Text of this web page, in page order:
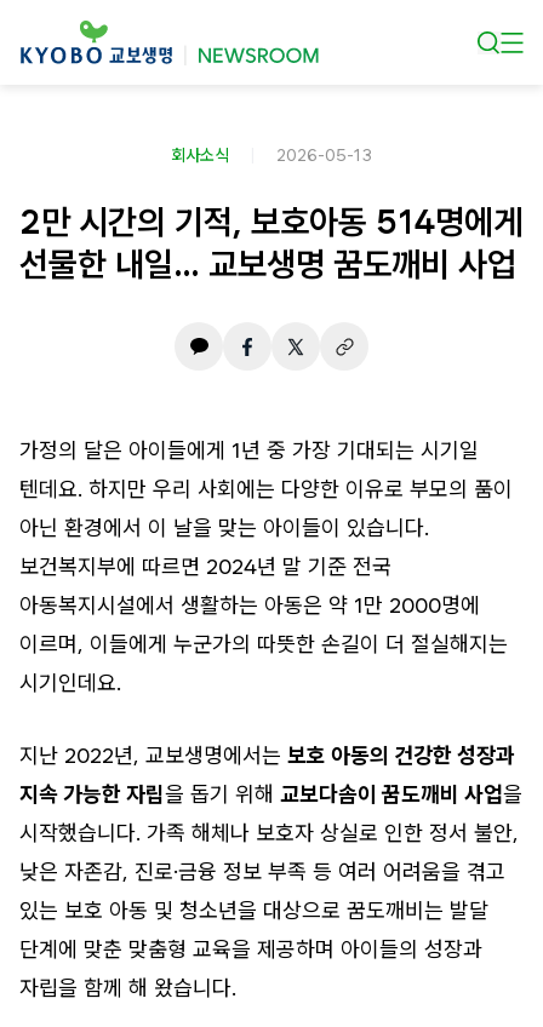
회사소식 2026-05-13
2만 시간의 기적, 보호아동 514명에게
선물한 내일… 교보생명 꿈도깨비 사업
가정의 달은 아이들에게 1년 중 가장 기대되는 시기일
텐데요. 하지만 우리 사회에는 다양한 이유로 부모의 품이
아닌 환경에서 이 날을 맞는 아이들이 있습니다.
보건복지부에 따르면 2024년 말 기준 전국
아동복지시설에서 생활하는 아동은 약 1만 2000명에
이르며, 이들에게 누군가의 따뜻한 손길이 더 절실해지는
시기인데요.
지난 2022년, 교보생명에서는 보호 아동의 건강한 성장과
지속 가능한 자립을 돕기 위해 교보다솜이 꿈도깨비 사업을
시작했습니다. 가족 해체나 보호자 상실로 인한 정서 불안,
낮은 자존감, 진로·금융 정보 부족 등 여러 어려움을 겪고
있는 보호 아동 및 청소년을 대상으로 꿈도깨비는 발달
단계에 맞춘 맞춤형 교육을 제공하며 아이들의 성장과
자립을 함께 해 왔습니다.